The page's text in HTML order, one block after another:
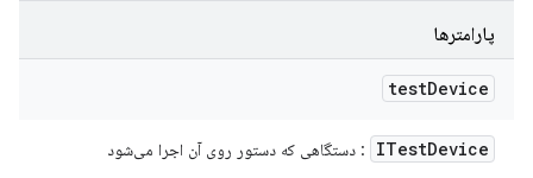
پارامترها
testDevice
ITestDevice : دستگاهی که دستور روی آن اجرا می‌شود